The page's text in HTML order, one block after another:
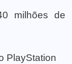
milhões de
PlayStation